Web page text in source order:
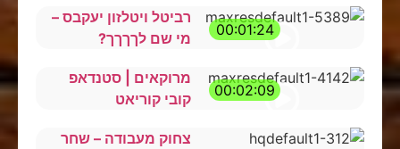
00:01:24
רביטל ויטלזון יעקבס –
מי שם לךךךך?
00:02:09
מרוקאים | סטנדאפ
קובי קוריאט
צחוק מעבודה – שחר